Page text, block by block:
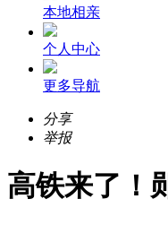
本地相亲
个人中心
更多导航
分享
举报
高铁来了！